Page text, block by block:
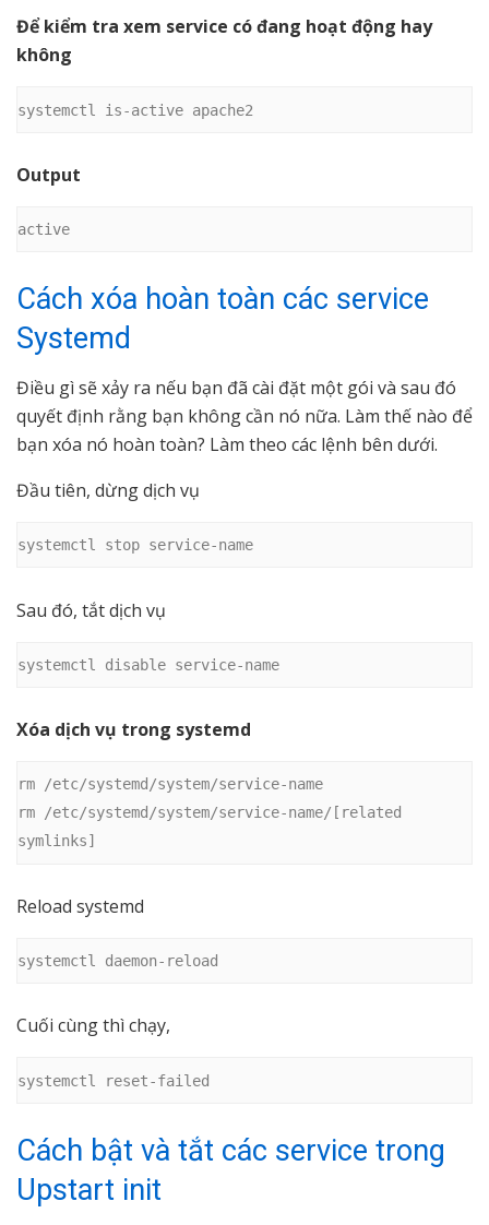
Để kiểm tra xem service có đang hoạt động hay
không
systemctl is-active apache2
Output
active
Cách xóa hoàn toàn các service
Systemd
Điều gì sẽ xảy ra nếu bạn đã cài đặt một gói và sau đó
quyết định rằng bạn không cần nó nữa. Làm thế nào để
bạn xóa nó hoàn toàn? Làm theo các lệnh bên dưới.
Đầu tiên, dừng dịch vụ
systemctl stop service-name
Sau đó, tắt dịch vụ
systemctl disable service-name
Xóa dịch vụ trong systemd
rm /etc/systemd/system/service-name
rm /etc/systemd/system/service-name/[related
symlinks]
Reload systemd
systemctl daemon-reload
Cuối cùng thì chạy,
systemctl reset-failed
Cách bật và tắt các service trong
Upstart init